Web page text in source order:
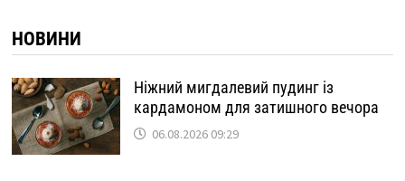
НОВИНИ
Ніжний мигдалевий пудинг із
кардамоном для затишного вечора
06.08.2026 09:29